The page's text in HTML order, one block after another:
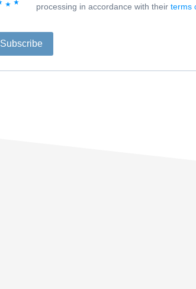
processing in accordance with their terms
Subscribe